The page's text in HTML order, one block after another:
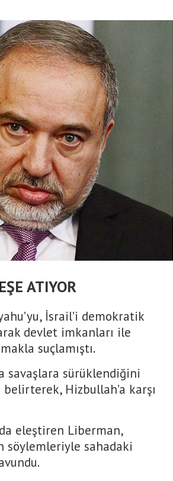
ATIYOR
İsrail’i demokratik
devlet imkanları ile
suçlamıştı.
savaşlara sürüklendiğini
Hizbullah’a karşı
eleştiren Liberman,
sahadaki